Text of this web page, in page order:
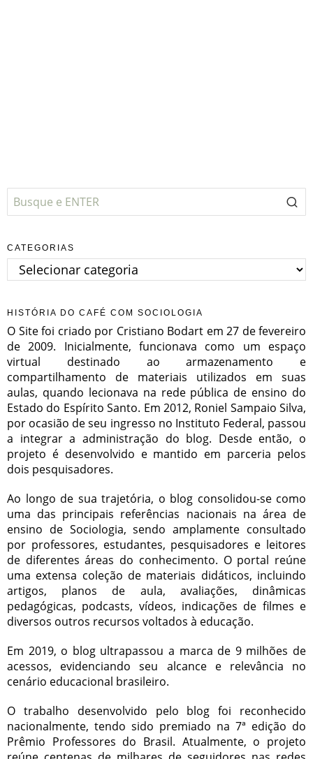
CATEGORIAS
Categorias
HISTÓRIA DO CAFÉ COM SOCIOLOGIA
O Site foi criado por Cristiano Bodart em 27 de fevereiro
de 2009. Inicialmente, funcionava como um espaço
virtual destinado ao armazenamento e
compartilhamento de materiais utilizados em suas
aulas, quando lecionava na rede pública de ensino do
Estado do Espírito Santo. Em 2012, Roniel Sampaio Silva,
por ocasião de seu ingresso no Instituto Federal, passou
a integrar a administração do blog. Desde então, o
projeto é desenvolvido e mantido em parceria pelos
dois pesquisadores.
Ao longo de sua trajetória, o blog consolidou-se como
uma das principais referências nacionais na área de
ensino de Sociologia, sendo amplamente consultado
por professores, estudantes, pesquisadores e leitores
de diferentes áreas do conhecimento. O portal reúne
uma extensa coleção de materiais didáticos, incluindo
artigos, planos de aula, avaliações, dinâmicas
pedagógicas, podcasts, vídeos, indicações de filmes e
diversos outros recursos voltados à educação.
Em 2019, o blog ultrapassou a marca de 9 milhões de
acessos, evidenciando seu alcance e relevância no
cenário educacional brasileiro.
O trabalho desenvolvido pelo blog foi reconhecido
nacionalmente, tendo sido premiado na 7ª edição do
Prêmio Professores do Brasil. Atualmente, o projeto